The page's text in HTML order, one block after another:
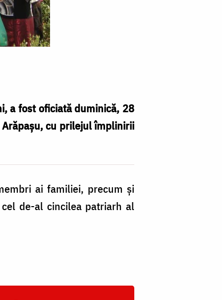
a fost oficiată duminică, 28
cu prilejul împlinirii
ai familiei, precum şi
de-al cincilea patriarh al